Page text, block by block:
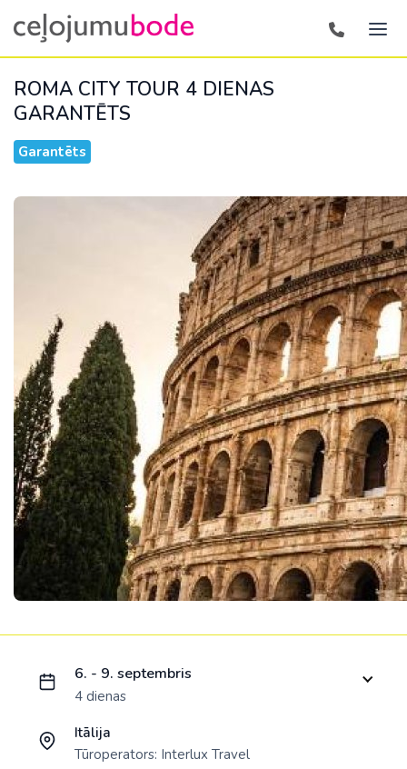
ROMA CITY TOUR 4 DIENAS
GARANTĒTS
Garantēts
6. - 9. septembris
4 dienas
Itālija
Tūroperators: Interlux Travel